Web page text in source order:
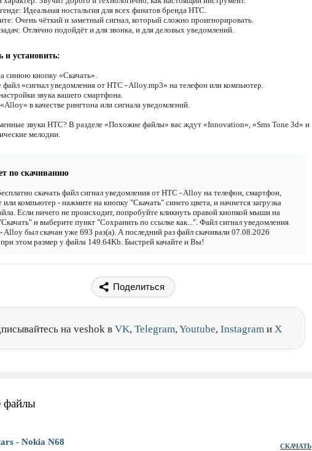
Идеальная ностальгия для всех фанатов бренда HTC.
Очень чёткий и заметный сигнал, который сложно проигнорировать.
Отлично подойдёт и для звонка, и для деловых уведомлений.
и установить:
синюю кнопку «Скачать».
«сигнал уведомления от HTC - Alloy.mp3» на телефон или компьютер.
звука вашего смартфона.
в качестве рингтона или сигнала уведомлений.
звуки HTC? В разделе «Похожие файлы» вас ждут «Innovation», «Sms Tone 3d» и
мелодии.
по скачиванию
скачать файл сигнал уведомления от HTC - Alloy на телефон, смартфон,
или компьютер - нажмите на кнопку "Скачать" синего цвета, и начнется загрузка
Если ничего не происходит, попробуйте кликнуть правой кнопкой мыши на
и выберите пункт "Сохранить по ссылке как...". Файл сигнал уведомления
Alloy был скачан уже 693 раз(а). А последний раз файл скачивали 07.08.2026
этом размер у файла 149.64Kb. Быстрей качайте и Вы!
Поделиться
на veshok в VK, Telegram,Youtube, Instagram и X
файлы
- Nokia N68 СКАЧАТЬ